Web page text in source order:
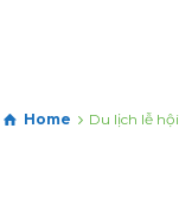
Home Du lịch lễ hội